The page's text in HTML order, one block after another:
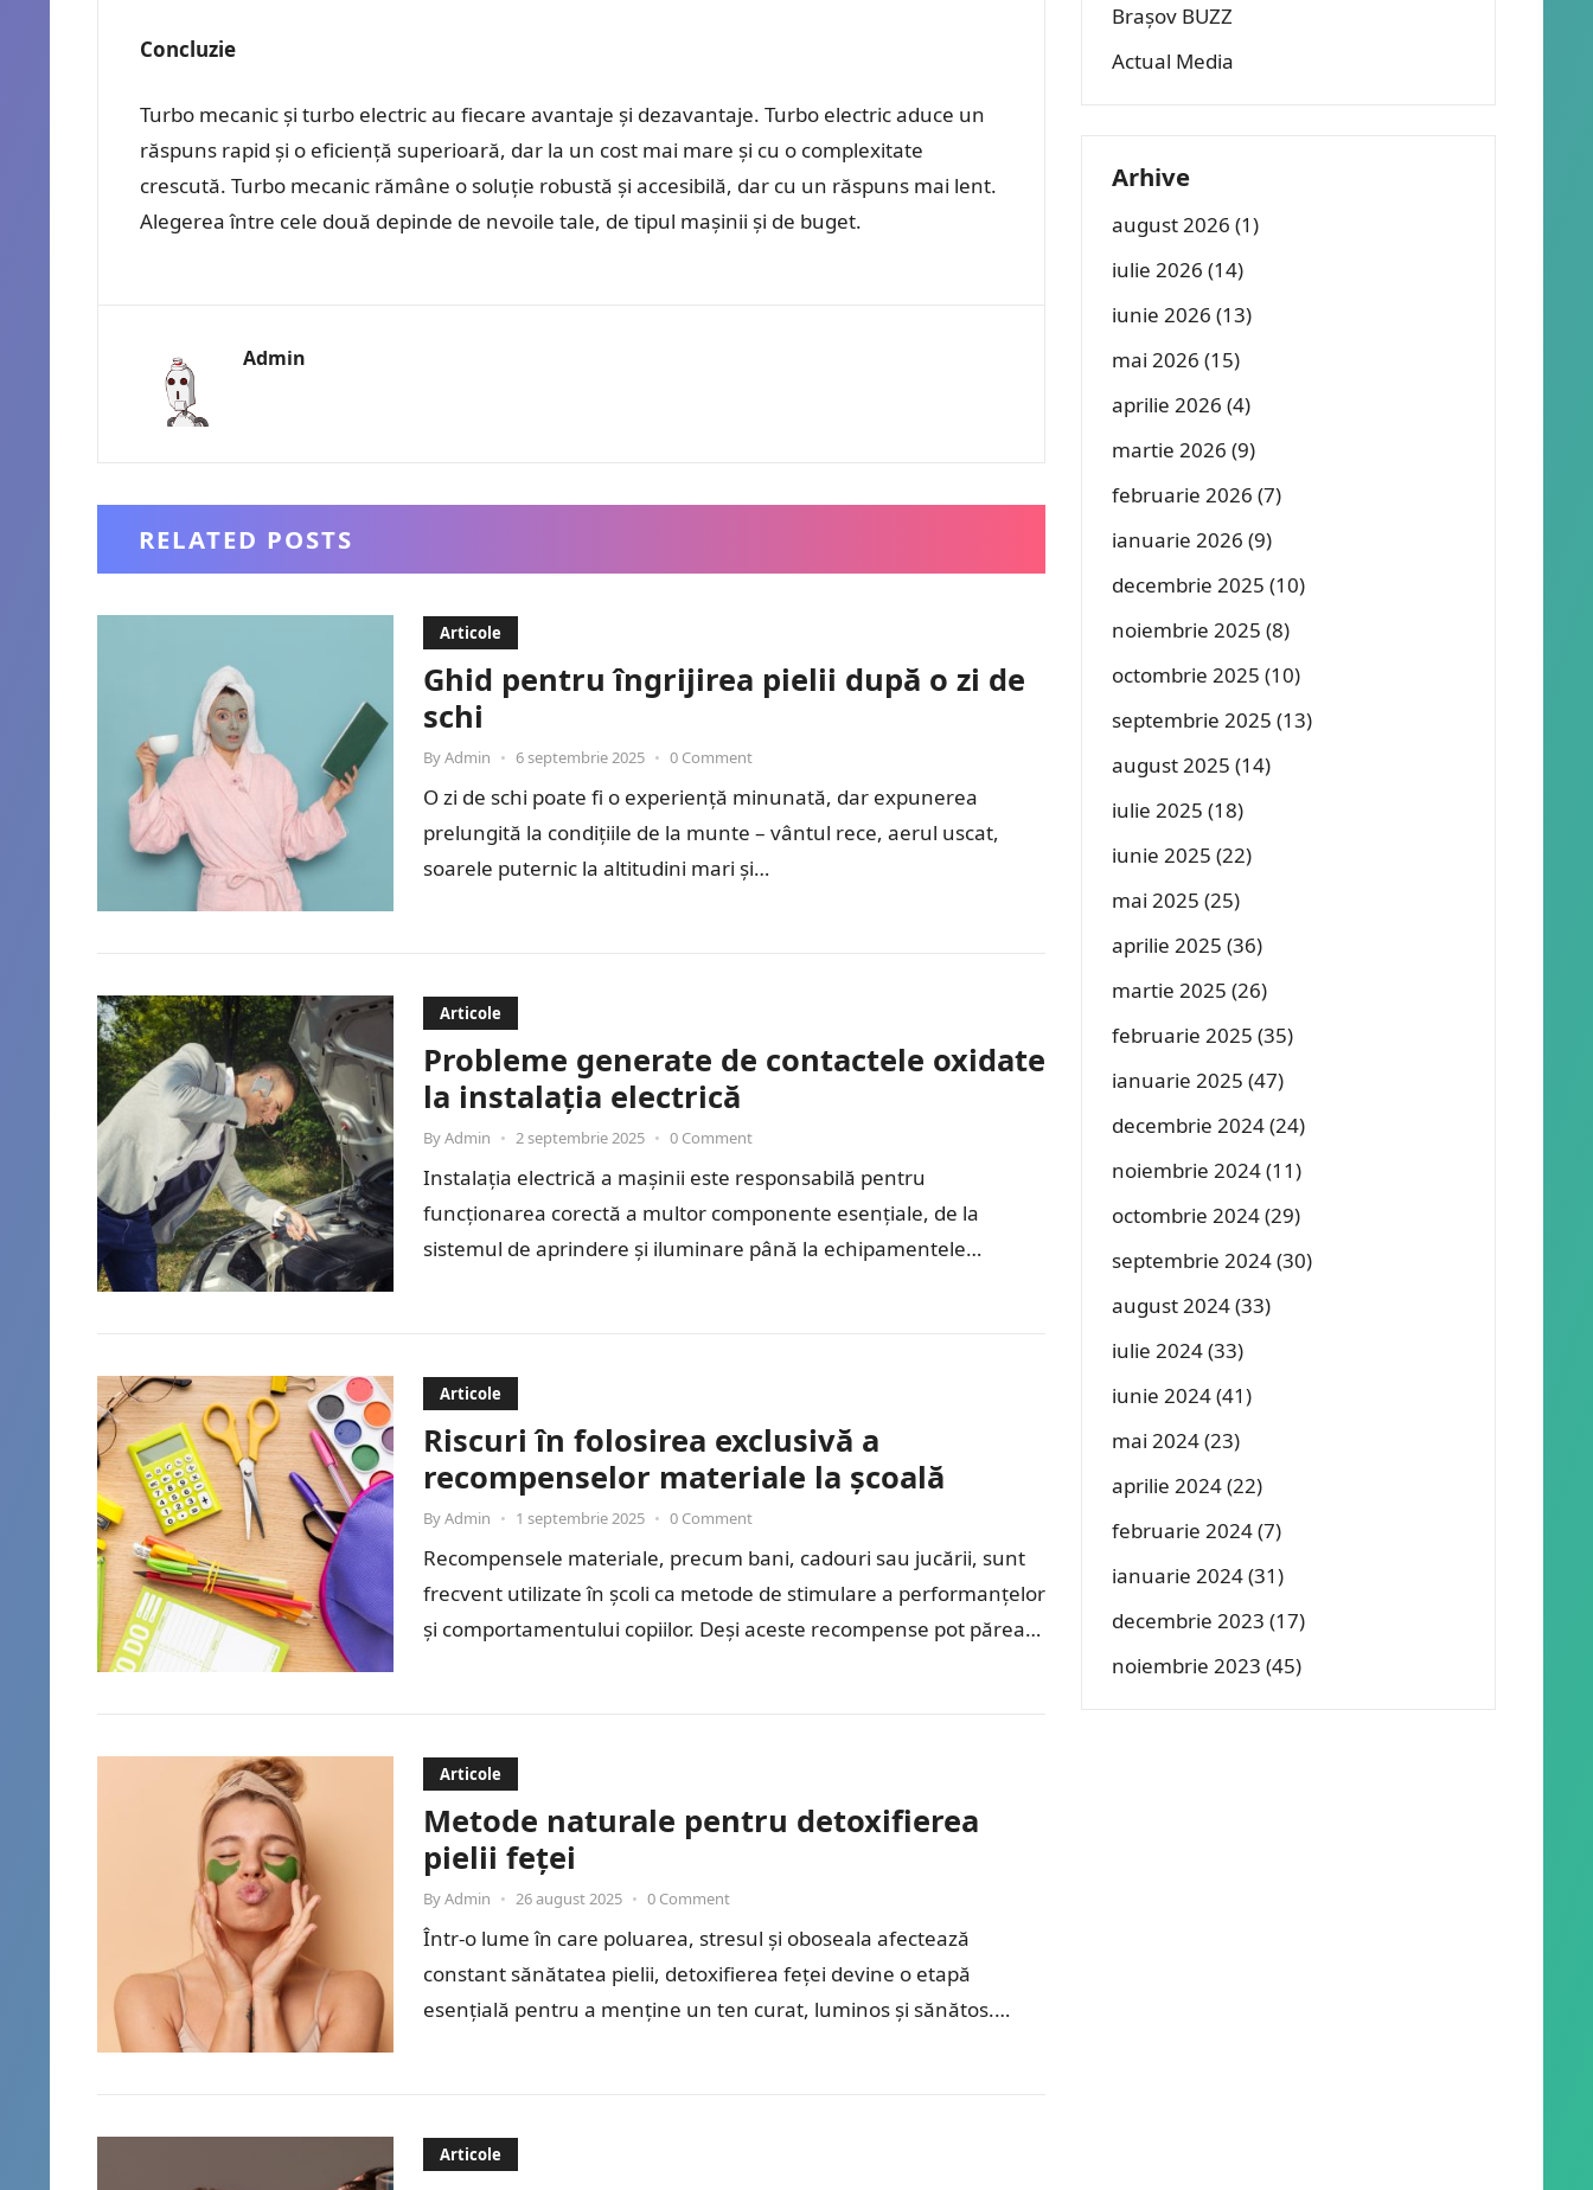
Concluzie
Turbo mecanic și turbo electric au fiecare avantaje și dezavantaje. Turbo electric aduce un
răspuns rapid și o eficiență superioară, dar la un cost mai mare și cu o complexitate
crescută. Turbo mecanic rămâne o soluție robustă și accesibilă, dar cu un răspuns mai lent.
Alegerea între cele două depinde de nevoile tale, de tipul mașinii și de buget.
Admin
RELATED POSTS
Articole
Ghid pentru îngrijirea pielii după o zi de
schi
ByAdmin • 6 septembrie 2025 • 0 Comment
O zi de schi poate fi o experiență minunată, dar expunerea
prelungită la condițiile de la munte – vântul rece, aerul uscat,
soarele puternic la altitudini mari și…
Articole
Probleme generate de contactele oxidate
la instalația electrică
ByAdmin • 2 septembrie 2025 • 0 Comment
Instalația electrică a mașinii este responsabilă pentru
funcționarea corectă a multor componente esențiale, de la
sistemul de aprindere și iluminare până la echipamentele
Articole
Riscuri în folosirea exclusivă a
recompenselor materiale la școală
ByAdmin • 1 septembrie 2025 • 0 Comment
Recompensele materiale, precum bani, cadouri sau jucării, sunt
frecvent utilizate în școli ca metode de stimulare a performanțelor
și comportamentului copiilor. Deși aceste recompense pot părea
Articole
Metode naturale pentru detoxifierea
pielii feței
ByAdmin • 26 august 2025 • 0 Comment
Într-o lume în care poluarea, stresul și oboseala afectează
constant sănătatea pielii, detoxifierea feței devine o etapă
esențială pentru a menține un ten curat, luminos și sănătos.
Articole
Brașov BUZZ
Actual Media
Arhive
august 2026 (1)
iulie 2026 (14)
iunie 2026 (13)
mai 2026 (15)
aprilie 2026 (4)
martie 2026 (9)
februarie 2026 (7)
ianuarie 2026 (9)
decembrie 2025 (10)
noiembrie 2025 (8)
octombrie 2025 (10)
septembrie 2025 (13)
august 2025 (14)
iulie 2025 (18)
iunie 2025 (22)
mai 2025 (25)
aprilie 2025 (36)
martie 2025 (26)
februarie 2025 (35)
ianuarie 2025 (47)
decembrie 2024(24)
noiembrie 2024(11)
octombrie 2024(29)
septembrie 2024(30)
august 2024(33)
iulie 2024(33)
iunie 2024(41)
mai 2024(23)
aprilie 2024(22)
februarie 2024(7)
ianuarie 2024(31)
decembrie 2023 (17)
noiembrie 2023 (45)